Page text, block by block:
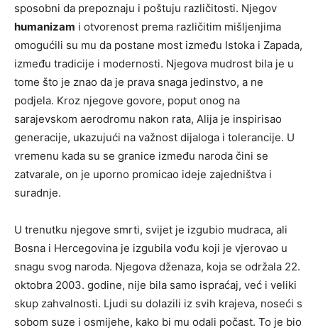
sposobni da prepoznaju i poštuju različitosti. Njegov
humanizam i otvorenost prema različitim mišljenjima
omogućili su mu da postane most između Istoka i Zapada,
između tradicije i modernosti. Njegova mudrost bila je u
tome što je znao da je prava snaga jedinstvo, a ne
podjela. Kroz njegove govore, poput onog na
sarajevskom aerodromu nakon rata, Alija je inspirisao
generacije, ukazujući na važnost dijaloga i tolerancije. U
vremenu kada su se granice između naroda čini se
zatvarale, on je uporno promicao ideje zajedništva i
suradnje.
U trenutku njegove smrti, svijet je izgubio mudraca, ali
Bosna i Hercegovina je izgubila vođu koji je vjerovao u
snagu svog naroda. Njegova dženaza, koja se održala 22.
oktobra 2003. godine, nije bila samo ispraćaj, već i veliki
skup zahvalnosti. Ljudi su dolazili iz svih krajeva, noseći s
sobom suze i osmijehe, kako bi mu odali počast. To je bio